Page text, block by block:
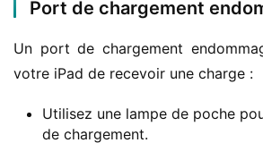
Port de chargement
Un port de chargement
votre iPad de recevoir une charge :
Utilisez une lampe de poche
de chargement.